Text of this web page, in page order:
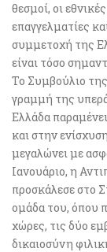
θεσμοί, οι
επαγγελματίες
συμμετοχή της
είναι τόσο
Το Συμβούλιο
γραμμή της
Ελλάδα
και στην
μεγαλώνει με
Ιανουάριο, η
προσκάλεσε στο
ομάδα του, όπου
χώρες, τις δύο
δικαιοσύνη